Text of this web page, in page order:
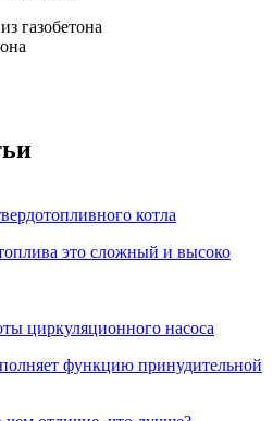
газобетона
котла
это сложный и высоко
циркуляционного насоса
функцию принудительной